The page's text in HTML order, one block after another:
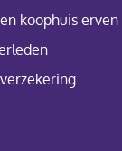
koophuis erven